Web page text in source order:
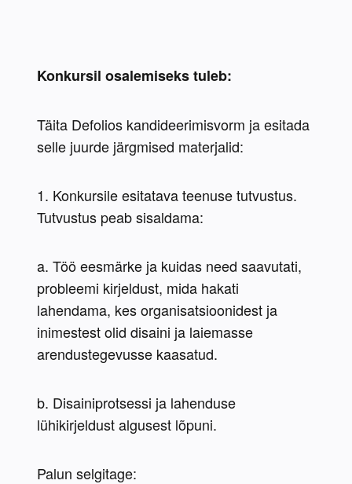
Konkursil osalemiseks tuleb:
Täita Defolios kandideerimisvorm ja esitada
selle juurde järgmised materjalid:
1. Konkursile esitatava teenuse tutvustus.
Tutvustus peab sisaldama:
a. Töö eesmärke ja kuidas need saavutati,
probleemi kirjeldust, mida hakati
lahendama, kes organisatsioonidest ja
inimestest olid disaini ja laiemasse
arendustegevusse kaasatud.
b. Disainiprotsessi ja lahenduse
lühikirjeldust algusest lõpuni.
Palun selgitage: